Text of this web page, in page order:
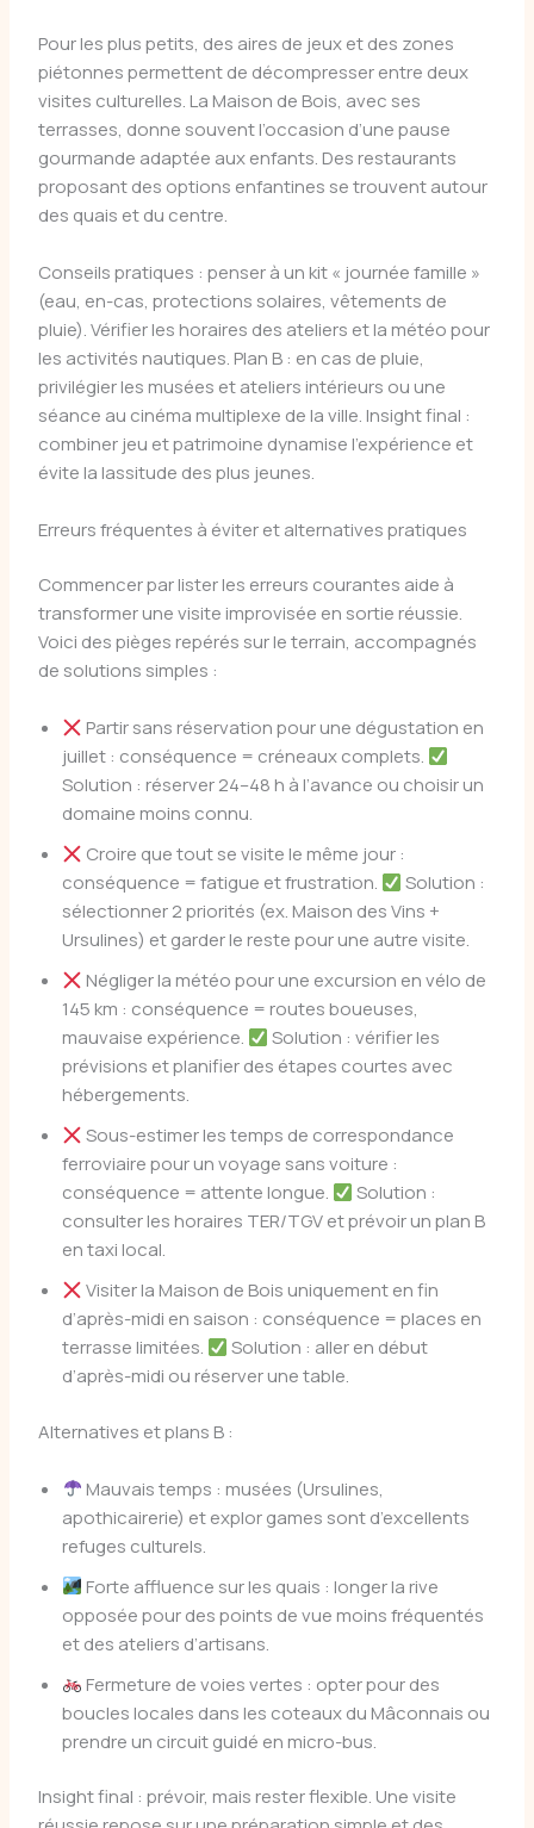
Pour les plus petits, des aires de jeux et des zones
piétonnes permettent de décompresser entre deux
visites culturelles. La Maison de Bois, avec ses
terrasses, donne souvent l’occasion d’une pause
gourmande adaptée aux enfants. Des restaurants
proposant des options enfantines se trouvent autour
des quais et du centre.
Conseils pratiques : penser à un kit « journée famille »
(eau, en-cas, protections solaires, vêtements de
pluie). Vérifier les horaires des ateliers et la météo pour
les activités nautiques. Plan B : en cas de pluie,
privilégier les musées et ateliers intérieurs ou une
séance au cinéma multiplexe de la ville. Insight final :
combiner jeu et patrimoine dynamise l’expérience et
évite la lassitude des plus jeunes.
Erreurs fréquentes à éviter et alternatives pratiques
Commencer par lister les erreurs courantes aide à
transformer une visite improvisée en sortie réussie.
Voici des pièges repérés sur le terrain, accompagnés
de solutions simples :
Partir sans réservation pour une dégustation en
juillet : conséquence = créneaux complets.
Solution : réserver 24–48 h à l’avance ou choisir un
domaine moins connu.
Croire que tout se visite le même jour :
conséquence = fatigue et frustration.
Solution :
sélectionner 2 priorités (ex. Maison des Vins +
Ursulines) et garder le reste pour une autre visite.
Négliger la météo pour une excursion en vélo de
145 km : conséquence = routes boueuses,
mauvaise expérience.
Solution : vérifier les
prévisions et planifier des étapes courtes avec
hébergements.
Sous-estimer les temps de correspondance
ferroviaire pour un voyage sans voiture :
conséquence = attente longue.
Solution :
consulter les horaires TER/TGV et prévoir un plan B
en taxi local.
Visiter la Maison de Bois uniquement en fin
d’après-midi en saison : conséquence = places en
terrasse limitées.
Solution : aller en début
d’après-midi ou réserver une table.
Alternatives et plans B :
Mauvais temps : musées (Ursulines,
apothicairerie) et explor games sont d’excellents
refuges culturels.
Forte affluence sur les quais : longer la rive
opposée pour des points de vue moins fréquentés
et des ateliers d’artisans.
Fermeture de voies vertes : opter pour des
boucles locales dans les coteaux du Mâconnais ou
prendre un circuit guidé en micro-bus.
Insight final : prévoir, mais rester flexible. Une visite